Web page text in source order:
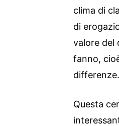
clima di
di
valore del
fanno,
differenze.
Questa